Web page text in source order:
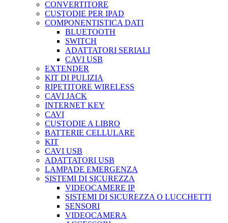
CONVERTITORE
CUSTODIE PER IPAD
COMPONENTISTICA DATI
BLUETOOTH
SWITCH
ADATTATORI SERIALI
CAVI USB
EXTENDER
KIT DI PULIZIA
RIPETITORE WIRELESS
CAVI JACK
INTERNET KEY
CAVI
CUSTODIE A LIBRO
BATTERIE CELLULARE
KIT
CAVI USB
ADATTATORI USB
LAMPADE EMERGENZA
SISTEMI DI SICUREZZA
VIDEOCAMERE IP
SISTEMI DI SICUREZZA O LUCCHETTI
SENSORI
VIDEOCAMERA